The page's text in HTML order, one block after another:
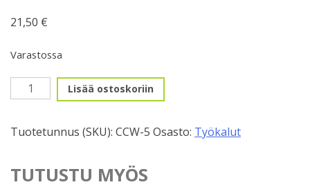
21,50 €
Varastossa
Kampiavain
CCW-
14mm
/
8mm
Lisää ostoskoriin
Tuotetunnus (SKU): CCW-5 Osasto: Työkalut
TUTUSTU MYÖS